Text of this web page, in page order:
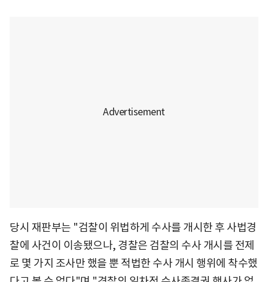
당시 재판부는 "검찰이 위법하게 수사를 개시한 후 사법경
찰에 사건이 이송됐으나, 경찰은 검찰의 수사 개시를 전제
로 몇 가지 조사만 했을 뿐 적법한 수사 개시 행위에 착수했